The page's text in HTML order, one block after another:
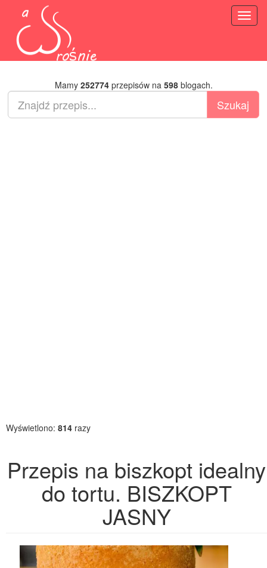
Mamy 252774przepisów na 598blogach.
Wyświetlono: 814 razy
Przepis na biszkopt idealny
do tortu. BISZKOPT
JASNY